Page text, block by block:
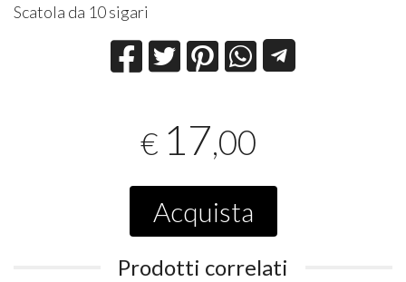
Scatola da 10 sigari
€ 17,00
Acquista
Prodotti correlati